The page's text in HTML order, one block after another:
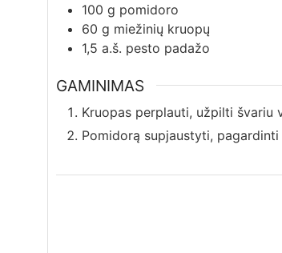
100 g pomidoro
60 g miežinių kruopų
1,5 a.š. pesto padažo
GAMINIMAS
Kruopas perplauti, užpilti švariu
Pomidorą supjaustyti,